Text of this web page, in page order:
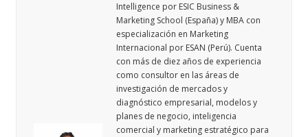
Intelligence por ESIC Business &
Marketing School (España) y MBA con
especialización en Marketing
Internacional por ESAN (Perú). Cuenta
con más de diez años de experiencia
como consultor en las áreas de
investigación de mercados y
diagnóstico empresarial, modelos y
planes de negocio, inteligencia
comercial y marketing estratégico para